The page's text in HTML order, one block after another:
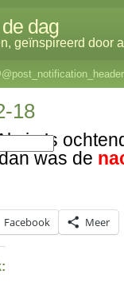
dag
geïnspireerd door
18
je ’s
was de
Facebook Meer